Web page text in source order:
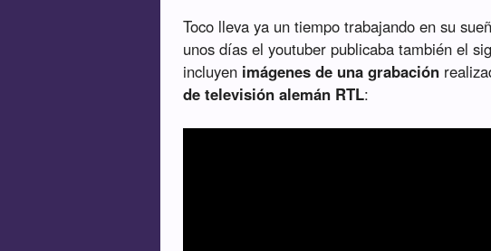
Toco lleva ya un tiempo trabajando en su
unos días el youtuber publicaba también el
incluyen imágenes de una grabación
de televisión alemán RTL: